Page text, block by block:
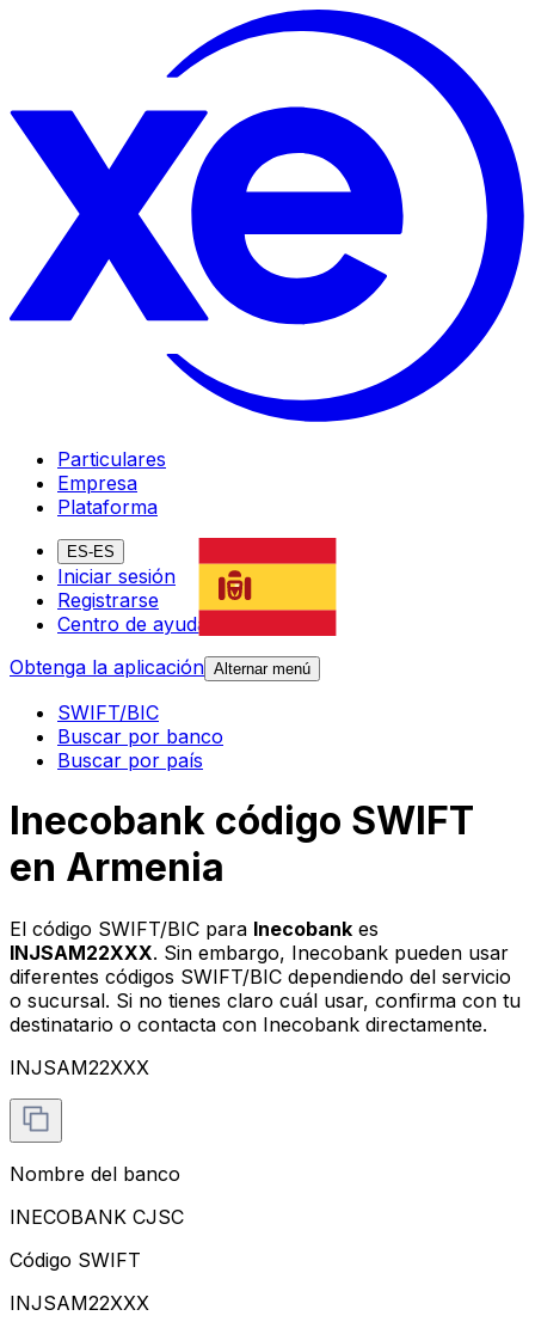
Particulares
Empresa
Plataforma
ES-ES
Iniciar sesión
Registrarse
Centro de ayuda
Obtenga la aplicación Alternar menú
SWIFT/BIC
Buscar por banco
Buscar por país
Inecobank código SWIFT
en Armenia
El código SWIFT/BIC para Inecobank es
INJSAM22XXX. Sin embargo, Inecobank pueden usar
diferentes códigos SWIFT/BIC dependiendo del servicio
o sucursal. Si no tienes claro cuál usar, confirma con tu
destinatario o contacta con Inecobank directamente.
INJSAM22XXX
Nombre del banco
INECOBANK CJSC
Código SWIFT
INJSAM22XXX